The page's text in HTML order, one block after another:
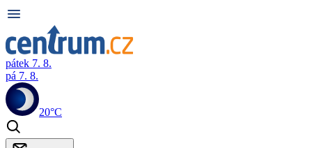
pátek 7. 8.
pá 7. 8.
20°C